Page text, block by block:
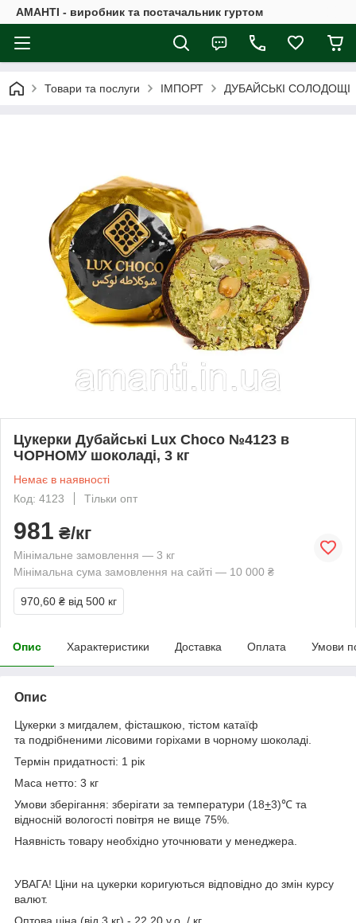
АМАНТІ - виробник та постачальник гуртом
Товари та послуги ІМПОРТ ДУБАЙСЬКІ СОЛОДОЩІ
Цукерки Дубайські Lux Choco №4123 в
ЧОРНОМУ шоколаді, 3 кг
Немає в наявності
Код: 4123
Тільки опт
981 ₴/кг
Мінімальне замовлення — 3 кг
Мінімальна сума замовлення на сайті — 10 000 ₴
970,60 ₴ від 500 кг
Опис Характеристики Доставка Оплата Умови
Опис
Цукерки з мигдалем, фісташкою, тістом катаїф
та подрібненими лісовими горіхами в чорному шоколаді.
Термін придатності: 1 рік
Маса нетто: 3 кг
Умови зберігання: зберігати за температури (18+3)℃ та
відносній вологості повітря не вище 75%.
Наявність товару необхідно уточнювати у менеджера.
УВАГА! Ціни на цукерки коригуються відповідно до змін курсу
валют.
Оптова ціна (від 3 кг) - 22,20 у.о. / кг